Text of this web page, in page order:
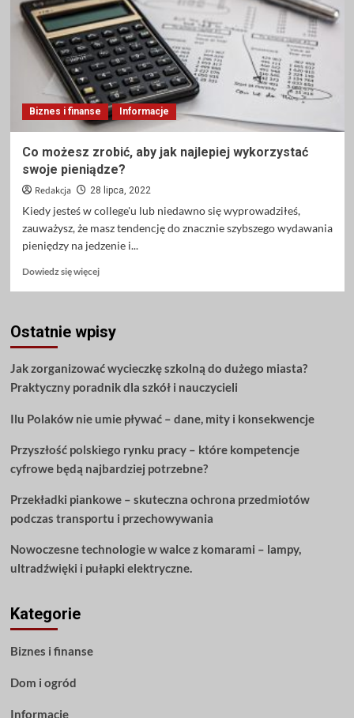
wakacje
dla
par
Biznes i finanse Informacje
Co możesz zrobić, aby jak najlepiej wykorzystać
swoje pieniądze?
Redakcja 28 lipca, 2022
Kiedy jesteś w college'u lub niedawno się wyprowadziłeś,
zauważysz, że masz tendencję do znacznie szybszego wydawania
pieniędzy na jedzenie i...
Dowiedz się więcejDowiedz
Co
możesz
aby
jak
wykorzystać
pieniądze?
Ostatnie wpisy
Jak zorganizować wycieczkę szkolną do dużego miasta?
Praktyczny poradnik dla szkół i nauczycieli
Ilu Polaków nie umie pływać – dane, mity i konsekwencje
Przyszłość polskiego rynku pracy – które kompetencje
cyfrowe będą najbardziej potrzebne?
Przekładki piankowe – skuteczna ochrona przedmiotów
podczas transportu i przechowywania
Nowoczesne technologie w walce z komarami – lampy,
ultradźwięki i pułapki elektryczne.
Kategorie
Biznes i finanse
Dom i ogród
Informacje